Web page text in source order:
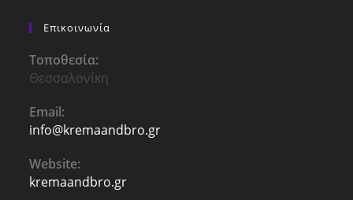
Επικοινωνία
Τοποθεσία:
Θεσσαλονίκη
Email:
info@kremaandbro.gr
Website:
kremaandbro.gr